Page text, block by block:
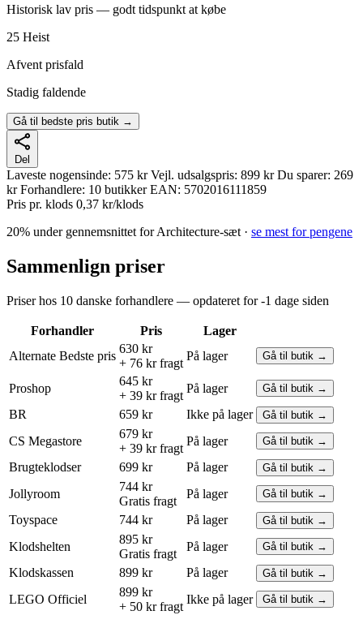
Historisk lav pris — godt tidspunkt at købe
25 Heist
Afvent prisfald
Stadig faldende
Gå til bedste pris butik →
Del
Laveste nogensinde: 575 kr Vejl. udsalgspris: 899 kr Du sparer: 269
kr Forhandlere: 10 butikker EAN: 5702016111859
Pris pr. klods 0,37 kr/klods
20% under gennemsnittet for Architecture-sæt · se mest for pengene
Sammenlign priser
Priser hos 10 danske forhandlere — opdateret for -1 dage siden
Forhandler Pris
Lager
Alternate Bedste pris
630 kr
+ 76 kr fragt
På lager Gå til butik →
Proshop
645 kr
+ 39 kr fragt
På lager Gå til butik →
BR 659 kr Ikke på lager Gå til butik →
CS Megastore
679 kr
+ 39 kr fragt
På lager Gå til butik →
Brugteklodser 699 kr På lager Gå til butik →
Jollyroom
744 kr
Gratis fragt
På lager Gå til butik →
Toyspace 744 kr På lager Gå til butik →
Klodshelten
895 kr
Gratis fragt
På lager Gå til butik →
Klodskassen 899 kr På lager Gå til butik →
LEGO Officiel
899 kr
+ 50 kr fragt
Ikke på lager Gå til butik →